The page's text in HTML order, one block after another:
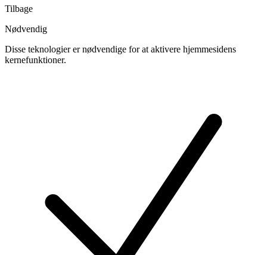
Tilbage
Nødvendig
Disse teknologier er nødvendige for at aktivere hjemmesidens
kernefunktioner.